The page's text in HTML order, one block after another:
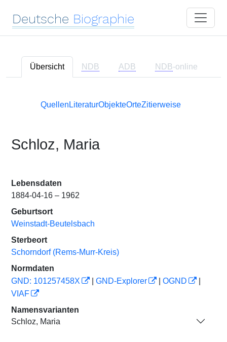
Deutsche Biographie
Übersicht NDB ADB NDB-online
Quellen LiteraturObjekteOrteZitierweise
Schloz, Maria
Lebensdaten
1884-04-16 – 1962
Geburtsort
Weinstadt-Beutelsbach
Sterbeort
Schorndorf (Rems-Murr-Kreis)
Normdaten
GND: 101257458X
GND-Explorer OGND
VIAF
Namensvarianten
Schloz, Maria